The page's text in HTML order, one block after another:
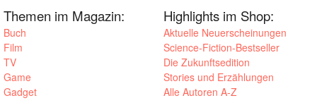
Themen im Magazin:
Buch
Film
TV
Game
Gadget
Highlights im Shop:
Aktuelle Neuerscheinungen
Science-Fiction-Bestseller
Die Zukunftsedition
Stories und Erzählungen
Alle Autoren A-Z